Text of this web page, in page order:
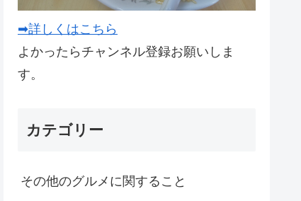
➡詳しくはこちら
よかったらチャンネル登録お願いしま
す。
カテゴリー
その他のグルメに関すること